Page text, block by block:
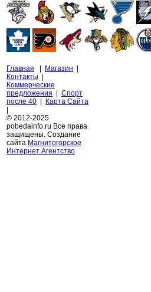
Главная Магазин
Контакты
Коммерческие
предложения
Спорт
после 40
Карта Сайта
© 2012-2025
pobedainfo.ru Все права
защищены. Создание
сайта Магнитогорское
Интернет Агентство